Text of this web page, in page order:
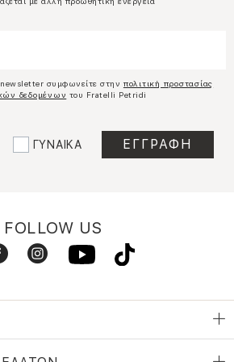
συμφωνείτε στην πολιτική προστασίας
δεδομένων του Fratelli Petridi
ΓΥΝΑΙΚΑ
FOLLOW US